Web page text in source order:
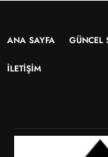
ANA SAYFA GÜNCEL
İLETIŞIM